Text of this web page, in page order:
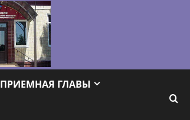
ПРИЕМНАЯ ГЛАВЫ